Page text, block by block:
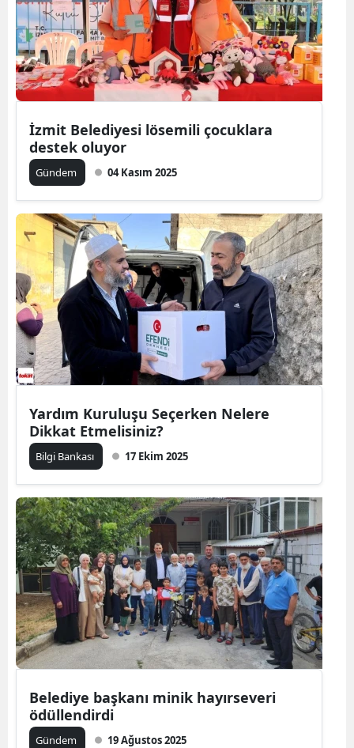
İzmit Belediyesi lösemili çocuklara
destek oluyor
Gündem 04 Kasım 2025
Yardım Kuruluşu Seçerken Nelere
Dikkat Etmelisiniz?
Bilgi Bankası 17 Ekim 2025
Belediye başkanı minik hayırseveri
ödüllendirdi
Gündem 19 Ağustos 2025